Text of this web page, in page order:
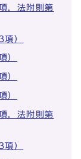
，法附則第
）
）
）
）
，法附則第
）